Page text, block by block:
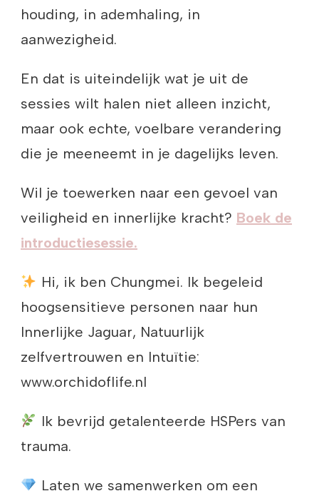
houding, in ademhaling, in
aanwezigheid.
En dat is uiteindelijk wat je uit de
sessies wilt halen niet alleen inzicht,
maar ook echte, voelbare verandering
die je meeneemt in je dagelijks leven.
Wil je toewerken naar een gevoel van
veiligheid en innerlijke kracht? Boek de
introductiesessie.
Hi, ik ben Chungmei. Ik begeleid
hoogsensitieve personen naar hun
Innerlijke Jaguar, Natuurlijk
zelfvertrouwen en Intuïtie:
www.orchidoflife.nl
Ik bevrijd getalenteerde HSPers van
trauma.
Laten we samenwerken om een